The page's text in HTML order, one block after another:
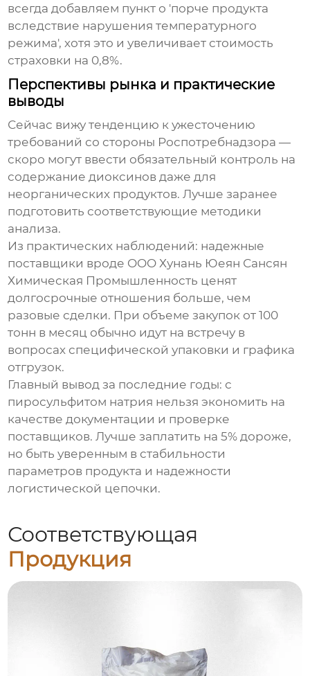
всегда добавляем пункт о 'порче продукта
вследствие нарушения температурного
режима', хотя это и увеличивает стоимость
страховки на 0,8%.
Перспективы рынка и практические
выводы
Сейчас вижу тенденцию к ужесточению
требований со стороны Роспотребнадзора —
скоро могут ввести обязательный контроль на
содержание диоксинов даже для
неорганических продуктов. Лучше заранее
подготовить соответствующие методики
анализа.
Из практических наблюдений: надежные
поставщики вроде OOO Хунань Юеян Сансян
Химическая Промышленность ценят
долгосрочные отношения больше, чем
разовые сделки. При объеме закупок от 100
тонн в месяц обычно идут на встречу в
вопросах специфической упаковки и графика
отгрузок.
Главный вывод за последние годы: с
пиросульфитом натрия нельзя экономить на
качестве документации и проверке
поставщиков. Лучше заплатить на 5% дороже,
но быть уверенным в стабильности
параметров продукта и надежности
логистической цепочки.
Соответствующая
Продукция